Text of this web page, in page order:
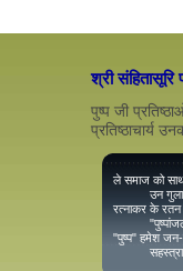
श्री
पुष्प जी
प्रतिष्ठाचार्य
ले समाज को
उन गुलाब
रत्नाकर के रतन
"पुष्पांजली"
"पुष्प" हमेश